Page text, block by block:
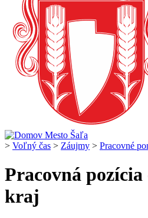
> Voľný čas > Záujmy > Pracovné
Pracovná
kraj